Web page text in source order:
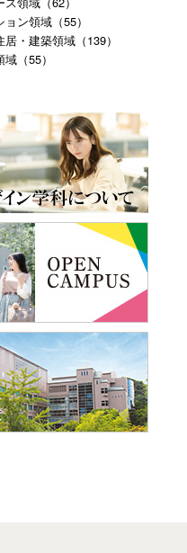
ン領域（55）
・建築領域（139）
（55）